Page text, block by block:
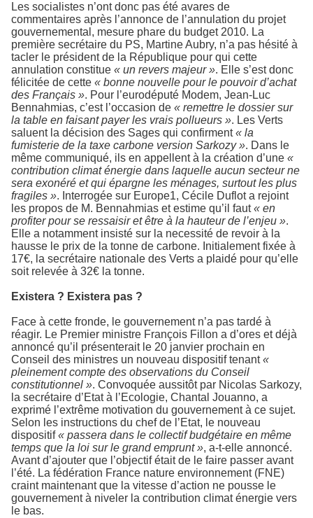
Les socialistes n’ont donc pas été avares de
commentaires après l’annonce de l’annulation du projet
gouvernemental, mesure phare du budget 2010. La
première secrétaire du PS, Martine Aubry, n’a pas hésité à
tacler le président de la République pour qui cette
annulation constitue « un revers majeur ». Elle s’est donc
félicitée de cette « bonne nouvelle pour le pouvoir d’achat
des Français ». Pour l’eurodéputé Modem, Jean-Luc
Bennahmias, c’est l’occasion de « remettre le dossier sur
la table en faisant payer les vrais pollueurs ». Les Verts
saluent la décision des Sages qui confirment« la
fumisterie de la taxe carbone version Sarkozy ». Dans le
même communiqué, ils en appellent à la création d’une «
contribution climat énergie dans laquelle aucun secteur ne
sera exonéré et qui épargne les ménages, surtout les plus
fragiles ». Interrogée sur Europe1, Cécile Duflot a rejoint
les propos de M. Bennahmias et estime qu’il faut« en
profiter pour se ressaisir et être à la hauteur de l’enjeu ».
Elle a notamment insisté sur la necessité de revoir à la
hausse le prix de la tonne de carbone. Initialement fixée à
17€, la secrétaire nationale des Verts a plaidé pour qu’elle
soit relevée à 32€ la tonne.
Existera ? Existera pas ?
Face à cette fronde, le gouvernement n’a pas tardé à
réagir. Le Premier ministre François Fillon a d’ores et déjà
annoncé qu’il présenterait le 20 janvier prochain en
Conseil des ministres un nouveau dispositif tenant«
pleinement compte des observations du Conseil
constitutionnel ». Convoquée aussitôt par Nicolas Sarkozy,
la secrétaire d’Etat à l’Ecologie, Chantal Jouanno, a
exprimé l’extrême motivation du gouvernement à ce sujet.
Selon les instructions du chef de l’Etat, le nouveau
dispositif« passera dans le collectif budgétaire en même
temps que la loi sur le grand emprunt », a-t-elle annoncé.
Avant d’ajouter que l’objectif était de le faire passer avant
l’été. La fédération France nature environnement (FNE)
craint maintenant que la vitesse d’action ne pousse le
gouvernement à niveler la contribution climat énergie vers
le bas.